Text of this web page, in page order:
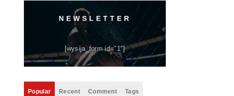
NEWSLETTER
[wysija_form id="1"]
Popular Recent Comment Tags